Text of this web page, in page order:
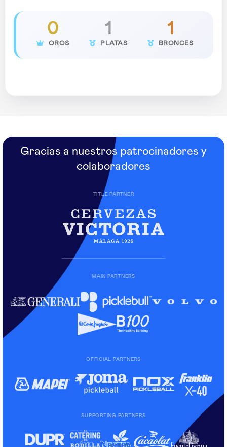
0
OROS
1
PLATAS
1
BRONCES
Gracias a nuestros patrocinadores y
colaboradores
TITLE PARTNER
MAIN PARTNERS
OFFICIAL PARTNERS
SUPPORTING PARTNERS